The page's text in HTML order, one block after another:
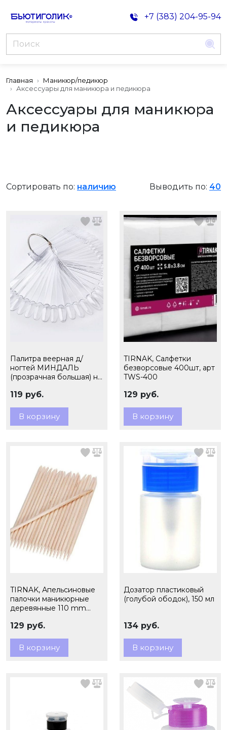
+7 (383) 204-95-94
Главная
Маникюр/педикюр
Аксессуары для маникюра и педикюра
Аксессуары для маникюра
и педикюра
Сортировать по: наличию Выводить по: 40
Палитра веерная д/
ногтей МИНДАЛЬ
(прозрачная большая) на
119 руб.
В корзину
TIRNAK, Салфетки
безворсовые 400шт, арт
TWS-400
129 руб.
В корзину
TIRNAK, Апельсиновые
палочки маникюрные
деревянные 110 mm
129 руб.
В корзину
Дозатор пластиковый
(голубой ободок), 150 мл
134 руб.
В корзину